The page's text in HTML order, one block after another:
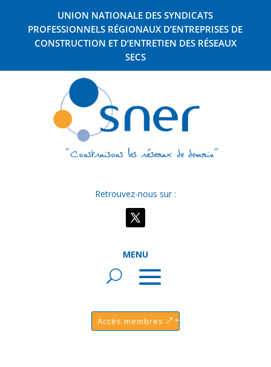
UNION NATIONALE DES SYNDICATS
PROFESSIONNELS RÉGIONAUX D’ENTREPRISES DE
CONSTRUCTION ET D’ENTRETIEN DES RÉSEAUX
SECS
Retrouvez-nous sur :
MENU
Accès membres